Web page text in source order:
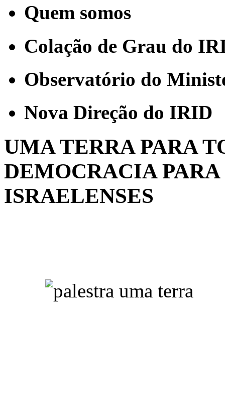
Quem somos
Colação de Grau do
Observatório do
Nova Direção do IRID
UMA TERRA PARA
DEMOCRACIA
ISRAELENSES